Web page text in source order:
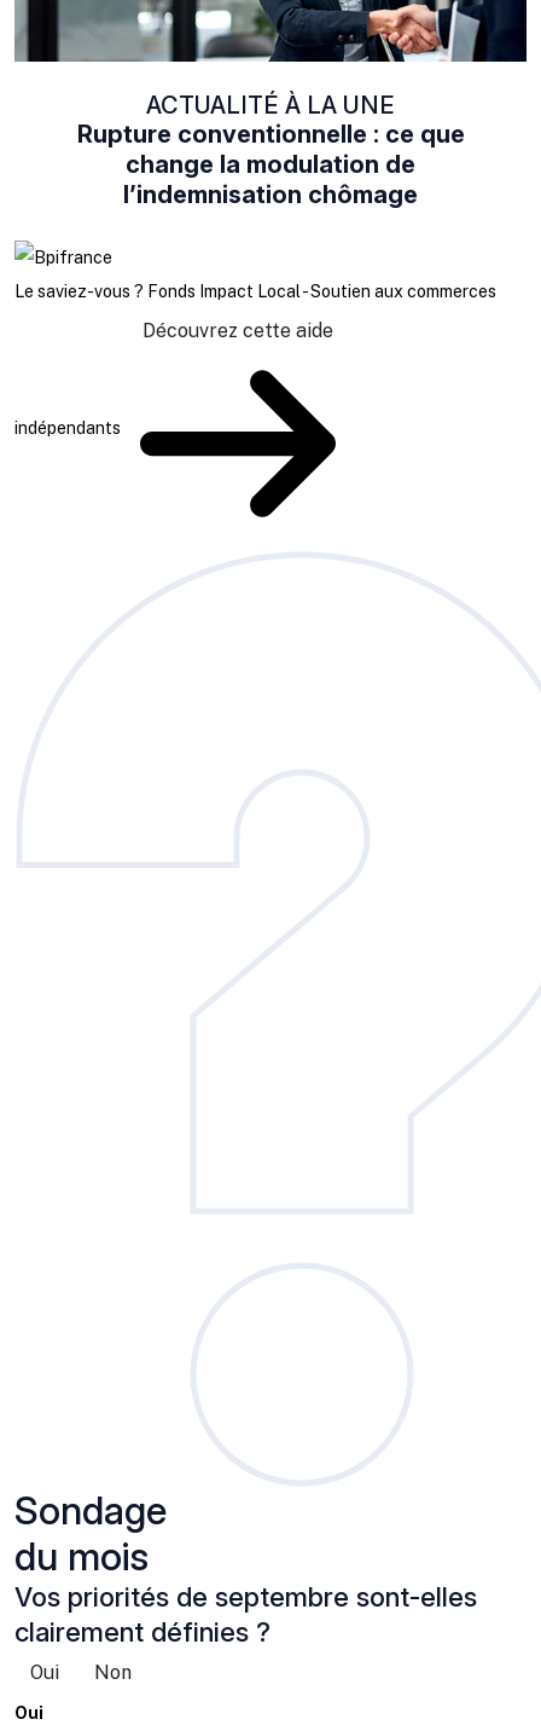
ACTUALITÉ À LA UNE
Rupture conventionnelle : ce que
change la modulation de
l’indemnisation chômage
Le saviez-vous ? Fonds Impact Local - Soutien aux commerces
indépendants
Découvrez cette aide
Sondage
du mois
Vos priorités de septembre sont-elles
clairement définies ?
Oui Non
Oui